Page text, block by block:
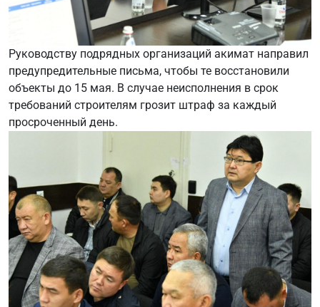
Руководству подрядных организаций акимат направил
предупредительные письма, чтобы те восстановили
объекты до 15 мая. В случае неисполнения в срок
требований строителям грозит штраф за каждый
просроченный день.